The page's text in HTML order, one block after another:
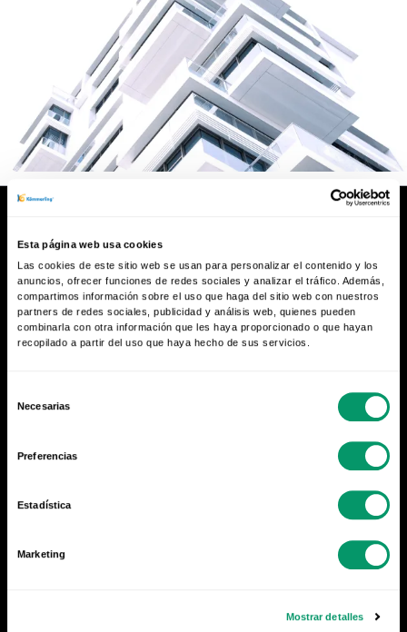
Esta página web usa cookies
Las cookies de este sitio web se usan para personalizar el contenido y los
anuncios, ofrecer funciones de redes sociales y analizar el tráfico. Además,
compartimos información sobre el uso que haga del sitio web con nuestros
partners de redes sociales, publicidad y análisis web, quienes pueden
combinarla con otra información que les haya proporcionado o que hayan
recopilado a partir del uso que haya hecho de sus servicios.
Necesarias
Preferencias
Estadística
Marketing
Mostrar detalles
Quien vive en el
pasado, no puede
avanzar